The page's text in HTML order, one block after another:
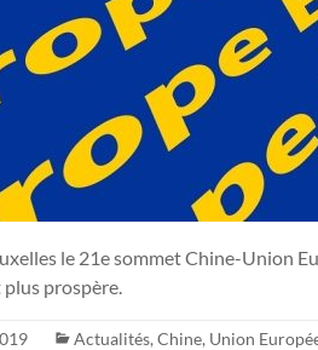
le 21e sommet Chine-Union
prospère.
Actualités, Chine, Union